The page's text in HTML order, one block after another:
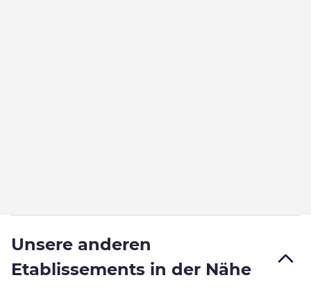
Unsere anderen
Etablissements in der Nähe